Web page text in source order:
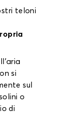
teloni
si
sul
o
di